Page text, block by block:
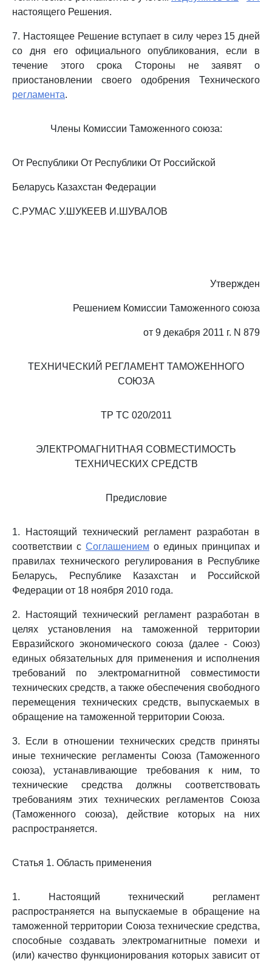
настоящего Решения.
7. Настоящее Решение вступает в силу через 15 дней
со дня его официального опубликования, если в
течение этого срока Стороны не заявят о
приостановлении своего одобрения Технического
регламента.
Члены Комиссии Таможенного союза:
От Республики От Республики От Российской
Беларусь Казахстан Федерации
С.РУМАС У.ШУКЕЕВ И.ШУВАЛОВ
Утвержден
Решением Комиссии Таможенного союза
от 9 декабря 2011 г. N 879
ТЕХНИЧЕСКИЙ РЕГЛАМЕНТ ТАМОЖЕННОГО
СОЮЗА
ТР ТС 020/2011
ЭЛЕКТРОМАГНИТНАЯ СОВМЕСТИМОСТЬ
ТЕХНИЧЕСКИХ СРЕДСТВ
Предисловие
1. Настоящий технический регламент разработан в
соответствии с Соглашением о единых принципах и
правилах технического регулирования в Республике
Беларусь, Республике Казахстан и Российской
Федерации от 18 ноября 2010 года.
2. Настоящий технический регламент разработан в
целях установления на таможенной территории
Евразийского экономического союза (далее - Союз)
единых обязательных для применения и исполнения
требований по электромагнитной совместимости
технических средств, а также обеспечения свободного
перемещения технических средств, выпускаемых в
обращение на таможенной территории Союза.
3. Если в отношении технических средств приняты
иные технические регламенты Союза (Таможенного
союза), устанавливающие требования к ним, то
технические средства должны соответствовать
требованиям этих технических регламентов Союза
(Таможенного союза), действие которых на них
распространяется.
Статья 1. Область применения
1. Настоящий технический регламент
распространяется на выпускаемые в обращение на
таможенной территории Союза технические средства,
способные создавать электромагнитные помехи и
(или) качество функционирования которых зависит от